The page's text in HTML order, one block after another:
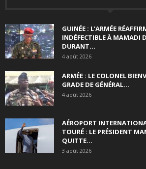
GUINÉE : L’ARMÉE
INDÉFECTIBLE À MAMADI
DURANT...
4 août 2026
ARMÉE : LE COLONEL
GRADE DE GÉNÉRAL...
4 août 2026
AÉROPORT
TOURÉ : LE PRÉSIDENT
QUITTE...
3 août 2026